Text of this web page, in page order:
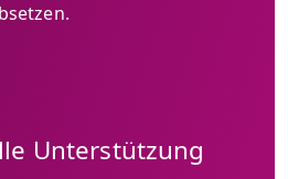
Unterstützung